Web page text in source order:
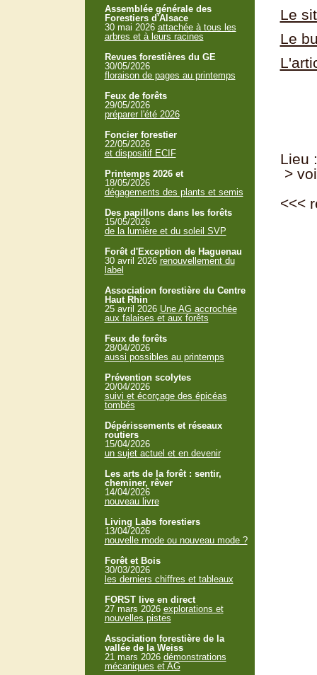
Le
Le
Lieu
>
<<<
Assemblée générale des
Forestiers d'Alsace
30 mai 2026 attachée à tous les
arbres et à leurs racines
Revues forestières du GE
30/05/2026
floraison de pages au printemps
Feux de forêts
29/05/2026
préparer l'été 2026
Foncier forestier
22/05/2026
et dispositif ECIF
Printemps 2026 et
18/05/2026
dégagements des plants et semis
Des papillons dans les forêts
15/05/2026
de la lumière et du soleil SVP
Forêt d'Exception de Haguenau
30 avril 2026 renouvellement du
label
Association forestière du Centre
Haut Rhin
25 avril 2026 Une AG accrochée
aux falaises et aux forêts
Feux de forêts
28/04/2026
aussi possibles au printemps
Prévention scolytes
20/04/2026
suivi et écorçage des épicéas
tombés
Dépérissements et réseaux
routiers
15/04/2026
un sujet actuel et en devenir
Les arts de la forêt : sentir,
cheminer, rêver
14/04/2026
nouveau livre
Living Labs forestiers
13/04/2026
nouvelle mode ou nouveau mode ?
Forêt et Bois
30/03/2026
les derniers chiffres et tableaux
FORST live en direct
27 mars 2026 explorations et
nouvelles pistes
Association forestière de la
vallée de la Weiss
21 mars 2026 démonstrations
mécaniques et AG